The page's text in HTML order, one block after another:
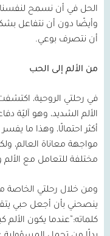
الحل في أن نسمح لنفسنا
وأيضًا دون أن نتفاعل
أن نتصرف بوعي.
من الألم إلى الحب
في رحلتي الروحية،
الألم الشديد، وهو آليّة
أكثر احتمالًا، وهذا ما
مواجهة معاناة العالم،
مختلفة للتعامل مع الألم
ومن خلال رحلتي الخاصة
ينصحني بأن أجعل حبي
كلماته:”عندما يكون